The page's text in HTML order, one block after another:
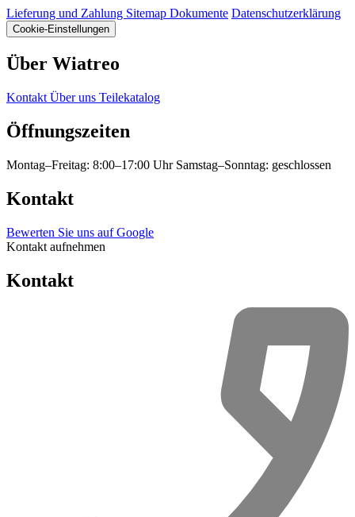
Lieferung und Zahlung Sitemap Dokumente Datenschutzerklärung
Cookie-Einstellungen
Über Wiatreo
Kontakt Über uns Teilekatalog
Öffnungszeiten
Montag–Freitag: 8:00–17:00 Uhr Samstag–Sonntag: geschlossen
Kontakt
Bewerten Sie uns auf Google
Kontakt aufnehmen
Kontakt